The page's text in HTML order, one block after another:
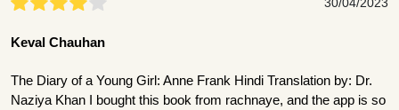
Keval Chauhan
The Diary of a Young Girl: Anne Frank Hindi Translation by: Dr.
Naziya Khan I bought this book from rachnaye, and the app is so